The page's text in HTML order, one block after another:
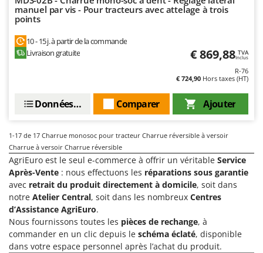
manuel par vis - Pour tracteurs avec attelage à trois
points
10 - 15 j. à partir de la commande
Livraison gratuite
€ 869,88 TVA
Inclus
R-76
€ 724,90 Hors taxes (HT)
Ajouter
Comparer
Données techniques
1-17 de 17 Charrue monosoc pour tracteur Charrue réversible à versoir
Charrue à versoir Charrue réversible
AgriEuro est le seul e-commerce à offrir un véritable Service
Après-Vente : nous effectuons les réparations sous garantie
avec retrait du produit directement à domicile, soit dans
notre Atelier Central, soit dans les nombreux Centres
d’Assistance AgriEuro.
Nous fournissons toutes les pièces de rechange, à
commander en un clic depuis le schéma éclaté, disponible
dans votre espace personnel après l’achat du produit.